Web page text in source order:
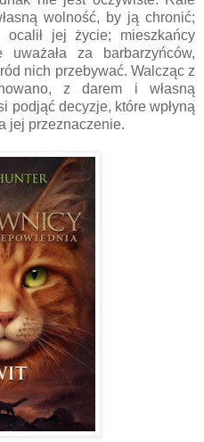
wolność, by ją chronić;
jej życie; mieszkańcy
za barbarzyńców,
nich przebywać. Walcząc z
z darem i własną
podjąć decyzje, które wpłyną
jej przeznaczenie.